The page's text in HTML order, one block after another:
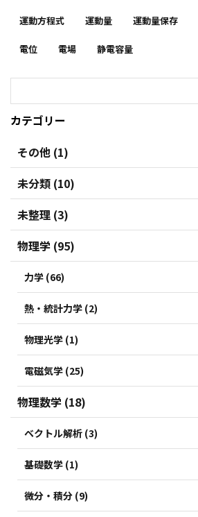
運動方程式 運動量 運動量保存
電位 電場 静電容量
カテゴリー
その他 (1)
未分類 (10)
未整理 (3)
物理学 (95)
力学 (66)
熱・統計力学 (2)
物理光学 (1)
電磁気学 (25)
物理数学 (18)
ベクトル解析 (3)
基礎数学 (1)
微分・積分 (9)